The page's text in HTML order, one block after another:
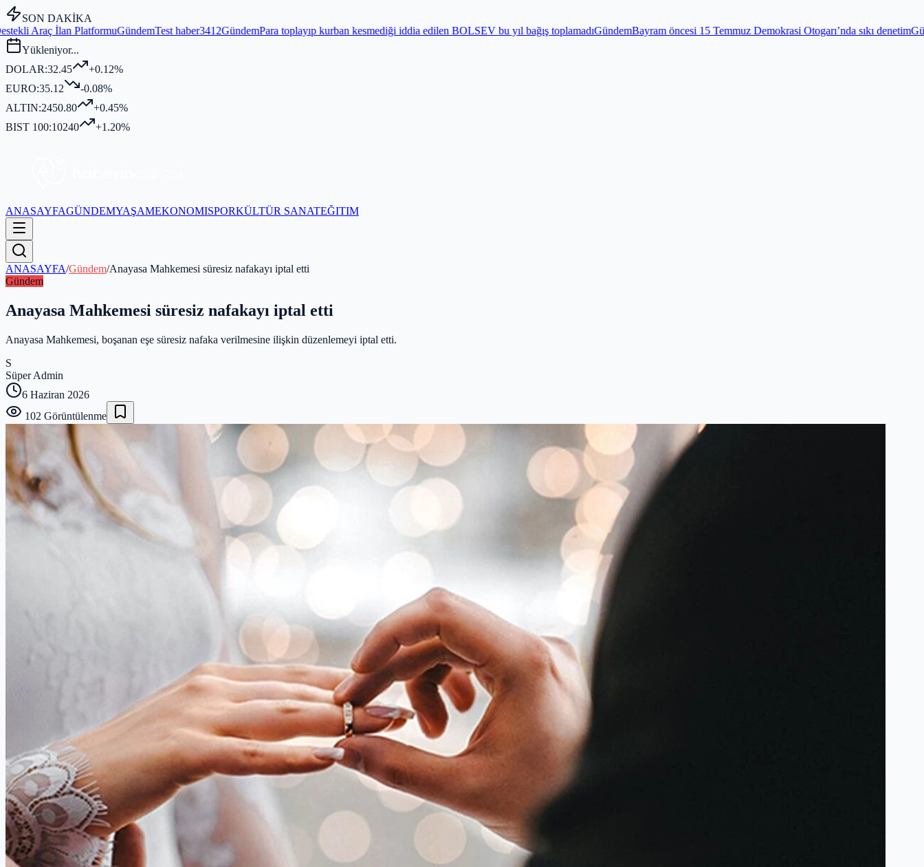
SON DAKİKA
GündemTest haber3412GündemPara toplayıp kurban kesmediği iddia edilen BOLSEV bu yıl bağış toplamadıGündemBayram öncesi 15 Temmuz Demokrasi Otogarı’nda sıkı denetimGündemEdirnekapı
Yükleniyor...
DOLAR:32.45
+0.12%
EURO:35.12
-0.08%
ALTIN:2450.80
+0.45%
BIST 100:10240 +1.20%
ANASAYFAGÜNDEMYAŞAMEKONOMISPORKÜLTÜR SANATEĞITIM
ANASAYFA/Gündem/Anayasa Mahkemesi süresiz nafakayı iptal etti
Gündem
Anayasa Mahkemesi süresiz nafakayı iptal etti
Anayasa Mahkemesi, boşanan eşe süresiz nafaka verilmesine ilişkin düzenlemeyi iptal etti.
S
Süper Admin
6 Haziran 2026
102 Görüntülenme